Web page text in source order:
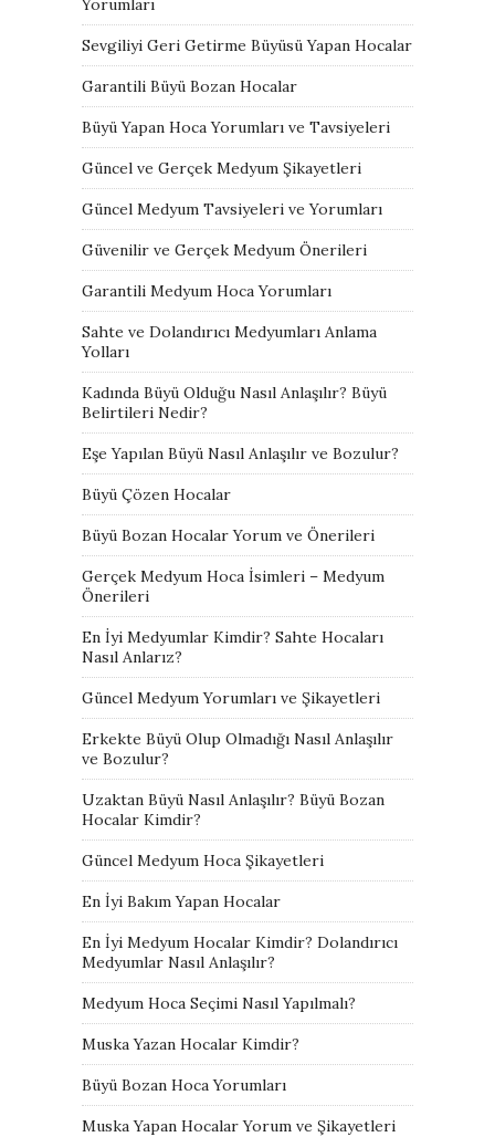
Yorumları
Sevgiliyi Geri Getirme Büyüsü Yapan Hocalar
Garantili Büyü Bozan Hocalar
Büyü Yapan Hoca Yorumları ve Tavsiyeleri
Güncel ve Gerçek Medyum Şikayetleri
Güncel Medyum Tavsiyeleri ve Yorumları
Güvenilir ve Gerçek Medyum Önerileri
Garantili Medyum Hoca Yorumları
Sahte ve Dolandırıcı Medyumları Anlama
Yolları
Kadında Büyü Olduğu Nasıl Anlaşılır? Büyü
Belirtileri Nedir?
Eşe Yapılan Büyü Nasıl Anlaşılır ve Bozulur?
Büyü Çözen Hocalar
Büyü Bozan Hocalar Yorum ve Önerileri
Gerçek Medyum Hoca İsimleri – Medyum
Önerileri
En İyi Medyumlar Kimdir? Sahte Hocaları
Nasıl Anlarız?
Güncel Medyum Yorumları ve Şikayetleri
Erkekte Büyü Olup Olmadığı Nasıl Anlaşılır
ve Bozulur?
Uzaktan Büyü Nasıl Anlaşılır? Büyü Bozan
Hocalar Kimdir?
Güncel Medyum Hoca Şikayetleri
En İyi Bakım Yapan Hocalar
En İyi Medyum Hocalar Kimdir? Dolandırıcı
Medyumlar Nasıl Anlaşılır?
Medyum Hoca Seçimi Nasıl Yapılmalı?
Muska Yazan Hocalar Kimdir?
Büyü Bozan Hoca Yorumları
Muska Yapan Hocalar Yorum ve Şikayetleri